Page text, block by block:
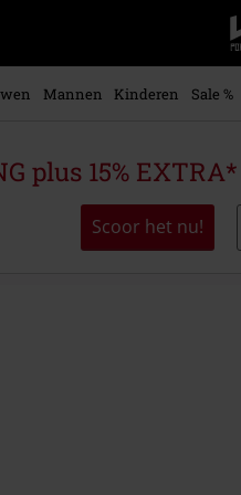
Mannen Kinderen Sale %
plus 15% EXTRA*
Scoor het nu!